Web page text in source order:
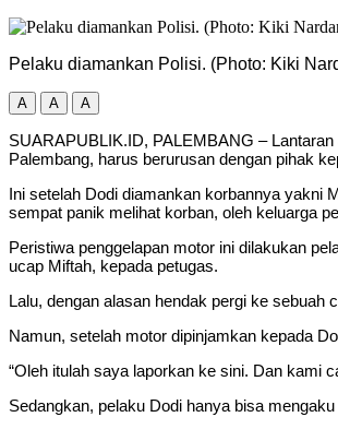
Pelaku diamankan Polisi. (Photo: Kiki
A A A
SUARAPUBLIK.ID, PALEMBANG –
Palembang, harus berurusan dengan pihak
Ini setelah Dodi diamankan korbannya yakni
sempat panik melihat korban, oleh keluarga
Peristiwa penggelapan motor ini dilakukan
ucap Miftah, kepada petugas.
Lalu, dengan alasan hendak pergi ke sebuah
Namun, setelah motor dipinjamkan kepada
“Oleh itulah saya laporkan ke sini. Dan kami
Sedangkan, pelaku Dodi hanya bisa